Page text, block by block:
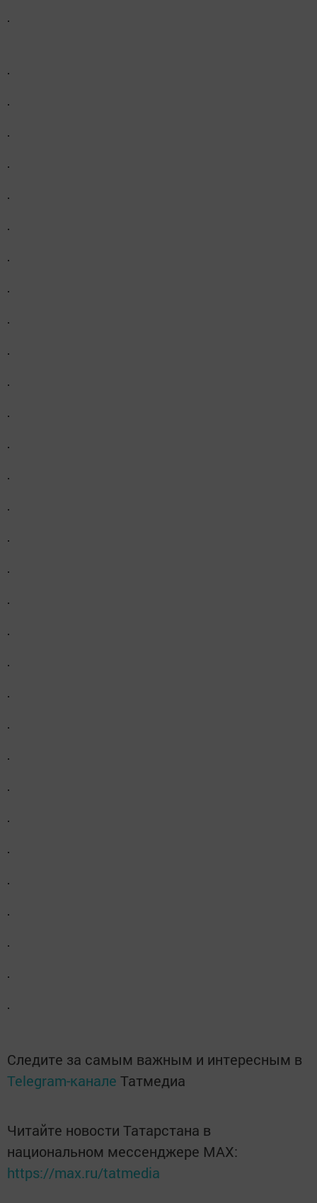
Следите за самым важным и интересным в
Telegram-канале Татмедиа
Читайте новости Татарстана в
национальном мессенджере MАХ:
https://max.ru/tatmedia